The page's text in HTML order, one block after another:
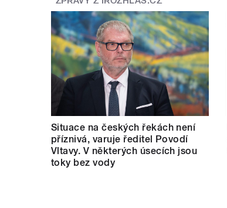
Situace na českých řekách není
příznivá, varuje ředitel Povodí
Vltavy. V některých úsecích jsou
toky bez vody